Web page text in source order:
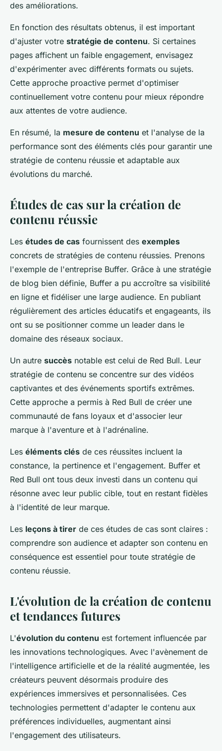
des améliorations.
En fonction des résultats obtenus, il est important
d'ajuster votre stratégie de contenu. Si certaines
pages affichent un faible engagement, envisagez
d'expérimenter avec différents formats ou sujets.
Cette approche proactive permet d'optimiser
continuellement votre contenu pour mieux répondre
aux attentes de votre audience.
En résumé, la mesure de contenu et l'analyse de la
performance sont des éléments clés pour garantir une
stratégie de contenu réussie et adaptable aux
évolutions du marché.
Études de cas sur la création de
contenu réussie
Les études de cas fournissent des exemples
concrets de stratégies de contenu réussies. Prenons
l'exemple de l'entreprise Buffer. Grâce à une stratégie
de blog bien définie, Buffer a pu accroître sa visibilité
en ligne et fidéliser une large audience. En publiant
régulièrement des articles éducatifs et engageants, ils
ont su se positionner comme un leader dans le
domaine des réseaux sociaux.
Un autre succès notable est celui de Red Bull. Leur
stratégie de contenu se concentre sur des vidéos
captivantes et des événements sportifs extrêmes.
Cette approche a permis à Red Bull de créer une
communauté de fans loyaux et d'associer leur
marque à l'aventure et à l'adrénaline.
Les éléments clés de ces réussites incluent la
constance, la pertinence et l'engagement. Buffer et
Red Bull ont tous deux investi dans un contenu qui
résonne avec leur public cible, tout en restant fidèles
à l'identité de leur marque.
Les leçons à tirer de ces études de cas sont claires :
comprendre son audience et adapter son contenu en
conséquence est essentiel pour toute stratégie de
contenu réussie.
L'évolution de la création de contenu
et tendances futures
L'évolution du contenu est fortement influencée par
les innovations technologiques. Avec l'avènement de
l'intelligence artificielle et de la réalité augmentée, les
créateurs peuvent désormais produire des
expériences immersives et personnalisées. Ces
technologies permettent d'adapter le contenu aux
préférences individuelles, augmentant ainsi
l'engagement des utilisateurs.